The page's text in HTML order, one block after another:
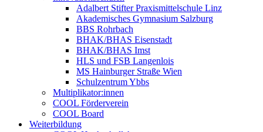
Adalbert Stifter Praxismittelschule Linz
Akademisches Gymnasium Salzburg
BBS Rohrbach
BHAK/BHAS Eisenstadt
BHAK/BHAS Imst
HLS und FSB Langenlois
MS Hainburger Straße Wien
Schulzentrum Ybbs
Multiplikator:innen
COOL Förderverein
COOL Board
Weiterbildung